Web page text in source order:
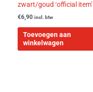
zwart/goud ‘official item’
€6,90 incl. btw
Toevoegen aan
winkelwagen